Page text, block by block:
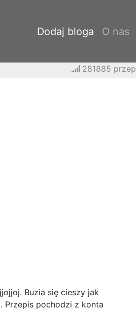
Dodaj bloga O nas
281885
Buzia się cieszy jak
Przepis pochodzi z konta